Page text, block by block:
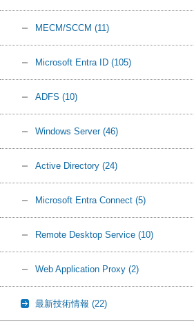
MECM/SCCM (11)
Microsoft Entra ID (105)
ADFS (10)
Windows Server (46)
Active Directory (24)
Microsoft Entra Connect (5)
Remote Desktop Service (10)
Web Application Proxy (2)
最新技術情報 (22)